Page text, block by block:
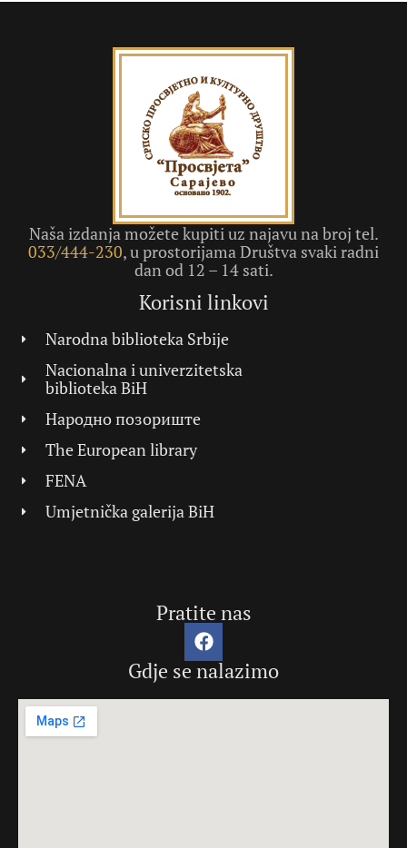
Naša izdanja možete kupiti uz najavu na broj tel.
033/444-230, u prostorijama Društva svaki radni
dan od 12 – 14 sati.
Korisni linkovi
Narodna biblioteka Srbije
Nacionalna i univerzitetska
biblioteka BiH
Народно позориште
The European library
FENA
Umjetnička galerija BiH
Pratite nas
Gdje se nalazimo